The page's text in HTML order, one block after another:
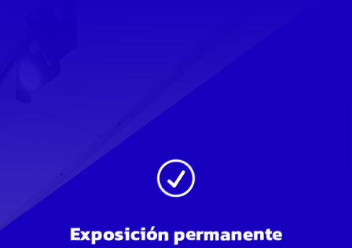
R
Exposición permanente